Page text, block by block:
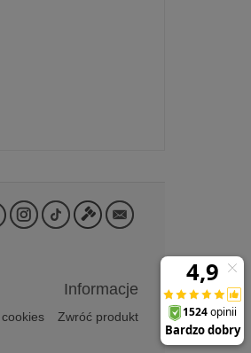
Informacje
Zwróć produkt